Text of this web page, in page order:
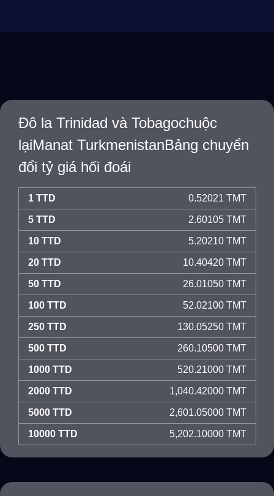
Đô la Trinidad và Tobagochuộc
lạiManat TurkmenistanBảng chuyển
đổi tỷ giá hối đoái
1 TTD 0.52021 TMT
5 TTD 2.60105 TMT
10 TTD 5.20210 TMT
20 TTD 10.40420 TMT
50 TTD 26.01050 TMT
100 TTD 52.02100 TMT
250 TTD 130.05250 TMT
500 TTD 260.10500 TMT
1000 TTD 520.21000 TMT
2000 TTD 1,040.42000 TMT
5000 TTD 2,601.05000 TMT
10000 TTD 5,202.10000 TMT